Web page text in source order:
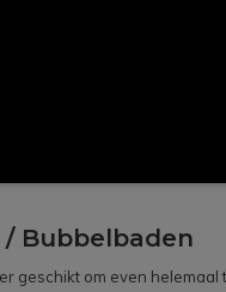
Bubbelbaden
geschikt om even